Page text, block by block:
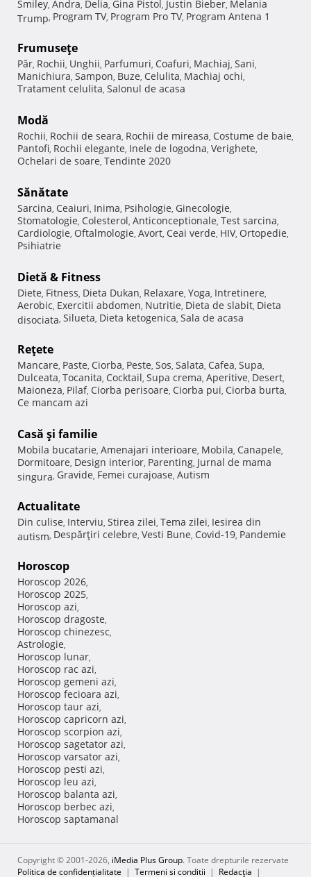
Smiley, Andra, Delia, Gina Pistol, Justin Bieber, Melania
Trump, Program TV, Program Pro TV, Program Antena 1
Frumuseţe
Păr, Rochii, Unghii, Parfumuri, Coafuri, Machiaj, Sani,
Manichiura, Sampon, Buze, Celulita, Machiaj ochi,
Tratament celulita, Salonul de acasa
Modă
Rochii, Rochii de seara, Rochii de mireasa, Costume de baie,
Pantofi, Rochii elegante, Inele de logodna, Verighete,
Ochelari de soare, Tendinte 2020
Sănătate
Sarcina, Ceaiuri, Inima, Psihologie, Ginecologie,
Stomatologie, Colesterol, Anticonceptionale, Test sarcina,
Cardiologie, Oftalmologie, Avort, Ceai verde, HIV, Ortopedie,
Psihiatrie
Dietă & Fitness
Diete, Fitness, Dieta Dukan, Relaxare, Yoga, Intretinere,
Aerobic, Exercitii abdomen, Nutritie, Dieta de slabit, Dieta
disociata, Silueta, Dieta ketogenica, Sala de acasa
Reţete
Mancare, Paste, Ciorba, Peste, Sos, Salata, Cafea, Supa,
Dulceata, Tocanita, Cocktail, Supa crema, Aperitive, Desert,
Maioneza, Pilaf, Ciorba perisoare, Ciorba pui, Ciorba burta,
Ce mancam azi
Casă şi familie
Mobila bucatarie, Amenajari interioare, Mobila, Canapele,
Dormitoare, Design interior, Parenting, Jurnal de mama
singura, Gravide, Femei curajoase, Autism
Actualitate
Din culise, Interviu, Stirea zilei, Tema zilei, Iesirea din
autism, Despărţiri celebre, Vesti Bune, Covid-19, Pandemie
Horoscop
Horoscop 2026,
Horoscop 2025,
Horoscop azi,
Horoscop dragoste,
Horoscop chinezesc,
Astrologie,
Horoscop lunar,
Horoscop rac azi,
Horoscop gemeni azi,
Horoscop fecioara azi,
Horoscop taur azi,
Horoscop capricorn azi,
Horoscop scorpion azi,
Horoscop sagetator azi,
Horoscop varsator azi,
Horoscop pesti azi,
Horoscop leu azi,
Horoscop balanta azi,
Horoscop berbec azi,
Horoscop saptamanal
Copyright © 2001-2026, iMedia Plus Group. Toate drepturile rezervate
Politica de confidențialitate | Termeni si conditii | Redacţia |